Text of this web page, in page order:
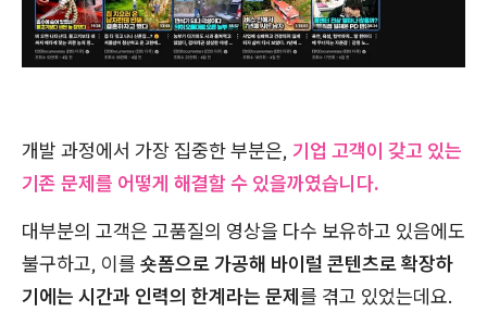
개발 과정에서 가장 집중한 부분은, 기업 고객이 갖고 있는
기존 문제를 어떻게 해결할 수 있을까였습니다.
대부분의 고객은 고품질의 영상을 다수 보유하고 있음에도
불구하고, 이를 숏폼으로 가공해 바이럴 콘텐츠로 확장하
기에는 시간과 인력의 한계라는 문제를 겪고 있었는데요.